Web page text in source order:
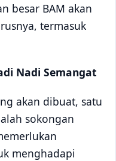
besar BAM akan
termasuk
Nadi Semangat
akan dibuat, satu
sokongan
menghadapi